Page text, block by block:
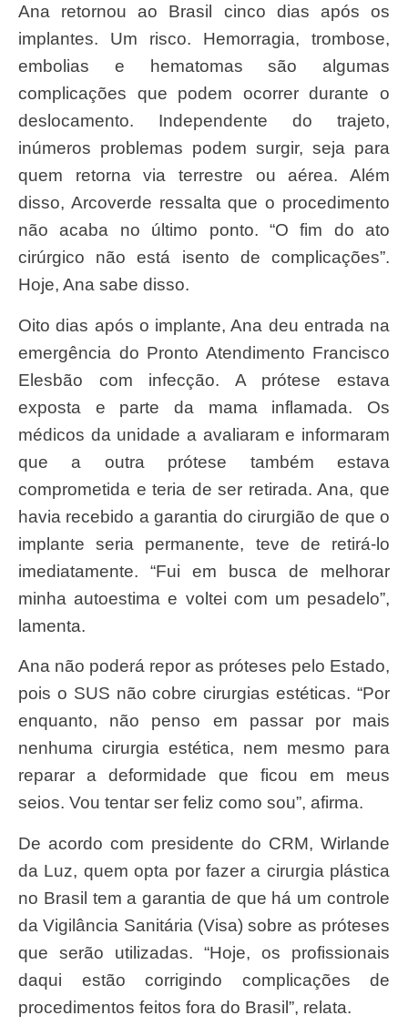
Ana retornou ao Brasil cinco dias após os
implantes. Um risco. Hemorragia, trombose,
embolias e hematomas são algumas
complicações que podem ocorrer durante o
deslocamento. Independente do trajeto,
inúmeros problemas podem surgir, seja para
quem retorna via terrestre ou aérea. Além
disso, Arcoverde ressalta que o procedimento
não acaba no último ponto. “O fim do ato
cirúrgico não está isento de complicações”.
Hoje, Ana sabe disso.
Oito dias após o implante, Ana deu entrada na
emergência do Pronto Atendimento Francisco
Elesbão com infecção. A prótese estava
exposta e parte da mama inflamada. Os
médicos da unidade a avaliaram e informaram
que a outra prótese também estava
comprometida e teria de ser retirada. Ana, que
havia recebido a garantia do cirurgião de que o
implante seria permanente, teve de retirá-lo
imediatamente. “Fui em busca de melhorar
minha autoestima e voltei com um pesadelo”,
lamenta.
Ana não poderá repor as próteses pelo Estado,
pois o SUS não cobre cirurgias estéticas. “Por
enquanto, não penso em passar por mais
nenhuma cirurgia estética, nem mesmo para
reparar a deformidade que ficou em meus
seios. Vou tentar ser feliz como sou”, afirma.
De acordo com presidente do CRM, Wirlande
da Luz, quem opta por fazer a cirurgia plástica
no Brasil tem a garantia de que há um controle
da Vigilância Sanitária (Visa) sobre as próteses
que serão utilizadas. “Hoje, os profissionais
daqui estão corrigindo complicações de
procedimentos feitos fora do Brasil”, relata.